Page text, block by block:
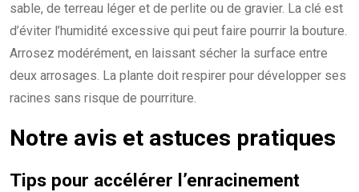
sable, de terreau léger et de perlite ou de gravier. La clé est
d’éviter l’humidité excessive qui peut faire pourrir la bouture.
Arrosez modérément, en laissant sécher la surface entre
deux arrosages. La plante doit respirer pour développer ses
racines sans risque de pourriture.
Notre avis et astuces pratiques
Tips pour accélérer l’enracinement